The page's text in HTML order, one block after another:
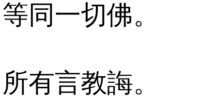
等同一切佛。
所有言教誨。